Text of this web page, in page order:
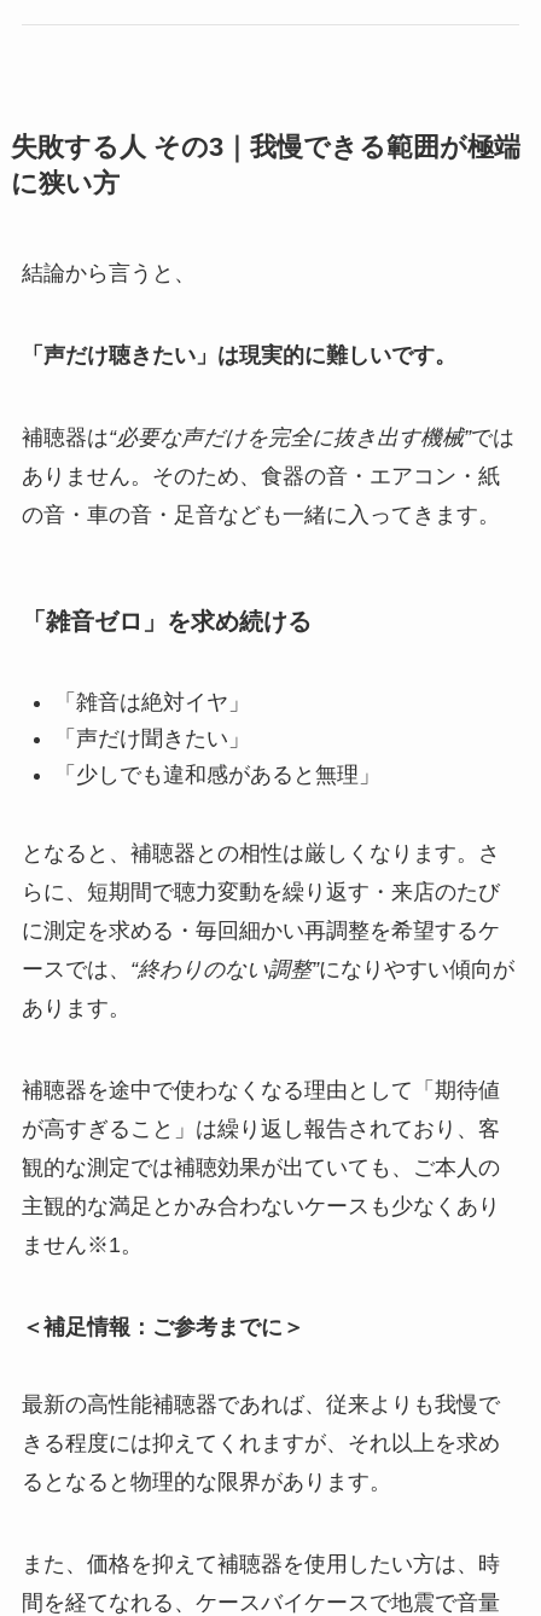
失敗する人 その3｜我慢できる範囲が極端
に狭い方
結論から言うと、
「声だけ聴きたい」は現実的に難しいです。
補聴器は“必要な声だけを完全に抜き出す機械”では
ありません。そのため、食器の音・エアコン・紙
の音・車の音・足音なども一緒に入ってきます。
「雑音ゼロ」を求め続ける
「雑音は絶対イヤ」
「声だけ聞きたい」
「少しでも違和感があると無理」
となると、補聴器との相性は厳しくなります。さ
らに、短期間で聴力変動を繰り返す・来店のたび
に測定を求める・毎回細かい再調整を希望するケ
ースでは、 “終わりのない調整”になりやすい傾向が
あります。
補聴器を途中で使わなくなる理由として「期待値
が高すぎること」は繰り返し報告されており、客
観的な測定では補聴効果が出ていても、ご本人の
主観的な満足とかみ合わないケースも少なくあり
ません※1。
＜補足情報：ご参考までに＞
最新の高性能補聴器であれば、従来よりも我慢で
きる程度には抑えてくれますが、それ以上を求め
るとなると物理的な限界があります。
また、価格を抑えて補聴器を使用したい方は、時
間を経てなれる、ケースバイケースで地震で音量